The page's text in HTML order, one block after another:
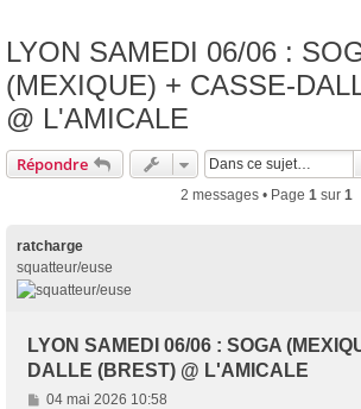
LYON SAMEDI 06/06 :
(MEXIQUE) + CASSE-
@ L'AMICALE
Répondre
2 messages • Page 1sur 1
ratcharge
squatteur/euse
LYON SAMEDI 06/06 : SOGA
DALLE (BREST) @ L'AMICALE
M
04 mai 2026 10:58